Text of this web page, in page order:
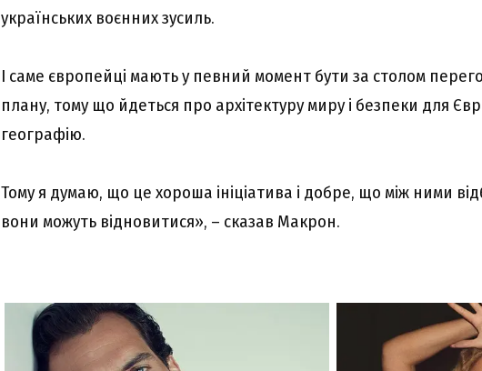
українських воєнних зусиль.
І саме європейці мають у певний момент бути за столом
плану, тому що йдеться про архітектуру миру і безпеки для
географію.
Тому я думаю, що це хороша ініціатива і добре, що між ними
вони можуть відновитися», – сказав Макрон.